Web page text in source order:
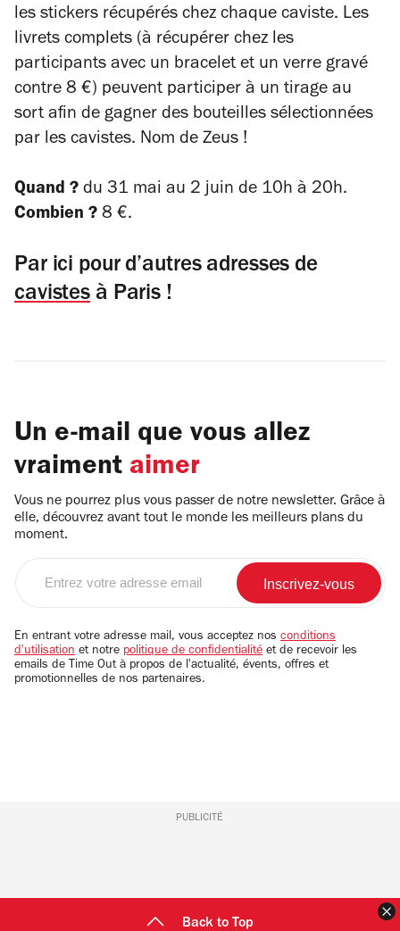
les stickers récupérés chez chaque caviste. Les
livrets complets (à récupérer chez les
participants avec un bracelet et un verre gravé
contre 8 €) peuvent participer à un tirage au
sort afin de gagner des bouteilles sélectionnées
par les cavistes. Nom de Zeus !
Quand ? du 31 mai au 2 juin de 10h à 20h.
Combien ? 8 €.
Par ici pour d’autres adresses de
cavistes à Paris !
Un e-mail que vous allez
vraiment aimer
Vous ne pourrez plus vous passer de notre newsletter. Grâce à
elle, découvrez avant tout le monde les meilleurs plans du
moment.
email
En entrant votre adresse mail, vous acceptez nos conditions
d'utilisation et notre politique de confidentialité et de recevoir les
emails de Time Out à propos de l'actualité, évents, offres et
promotionnelles de nos partenaires.
PUBLICITÉ
Back to Top